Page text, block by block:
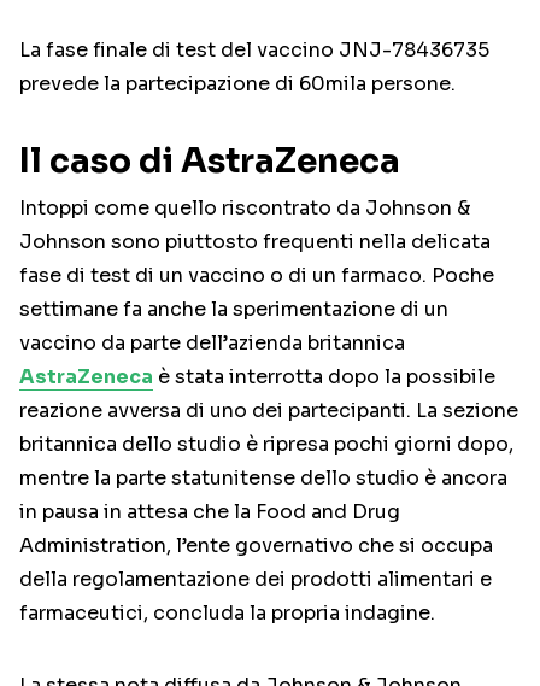
La fase finale di test del vaccino JNJ-78436735
prevede la partecipazione di 60mila persone.
Il caso di AstraZeneca
Intoppi come quello riscontrato da Johnson &
Johnson sono piuttosto frequenti nella delicata
fase di test di un vaccino o di un farmaco. Poche
settimane fa anche la sperimentazione di un
vaccino da parte dell’azienda britannica
AstraZeneca è stata interrotta dopo la possibile
reazione avversa di uno dei partecipanti. La sezione
britannica dello studio è ripresa pochi giorni dopo,
mentre la parte statunitense dello studio è ancora
in pausa in attesa che la Food and Drug
Administration, l’ente governativo che si occupa
della regolamentazione dei prodotti alimentari e
farmaceutici, concluda la propria indagine.